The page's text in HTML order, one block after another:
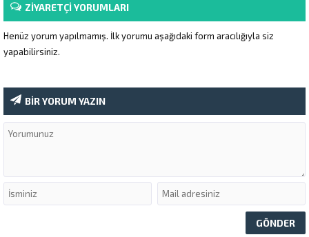
ZİYARETÇİ YORUMLARI
Henüz yorum yapılmamış. İlk yorumu aşağıdaki form aracılığıyla siz
yapabilirsiniz.
BİR YORUM YAZIN